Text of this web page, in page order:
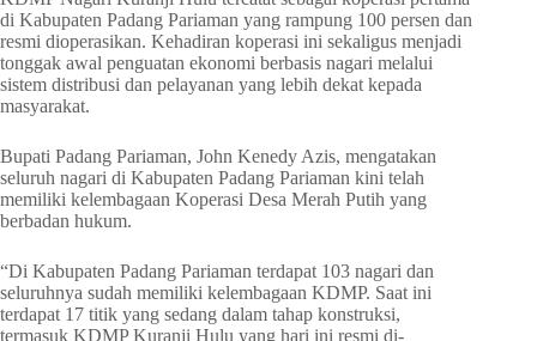
di Kabupaten Padang Pariaman yang rampung 100 persen dan
resmi dioperasikan. Kehadiran koperasi ini sekaligus menjadi
tonggak awal penguatan ekonomi berbasis nagari melalui
sistem distribusi dan pelayanan yang lebih dekat kepada
masyarakat.
Bupati Padang Pariaman, John Kenedy Azis, mengatakan
seluruh nagari di Kabupaten Padang Pariaman kini telah
memiliki kelembagaan Koperasi Desa Merah Putih yang
berbadan hukum.
“Di Kabupaten Padang Pariaman terdapat 103 nagari dan
seluruhnya sudah memiliki kelembagaan KDMP. Saat ini
terdapat 17 titik yang sedang dalam tahap konstruksi,
termasuk KDMP Kuranji Hulu yang hari ini resmi di-